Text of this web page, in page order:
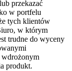
przekazać
w portfelu
tych klientów
w którym
trudne do wyceny
wdrożonym
produkt.